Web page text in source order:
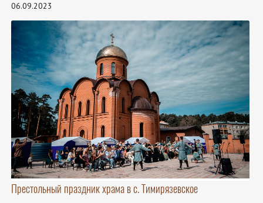
06.09.2023
Престольный праздник храма в с. Тимирязевское